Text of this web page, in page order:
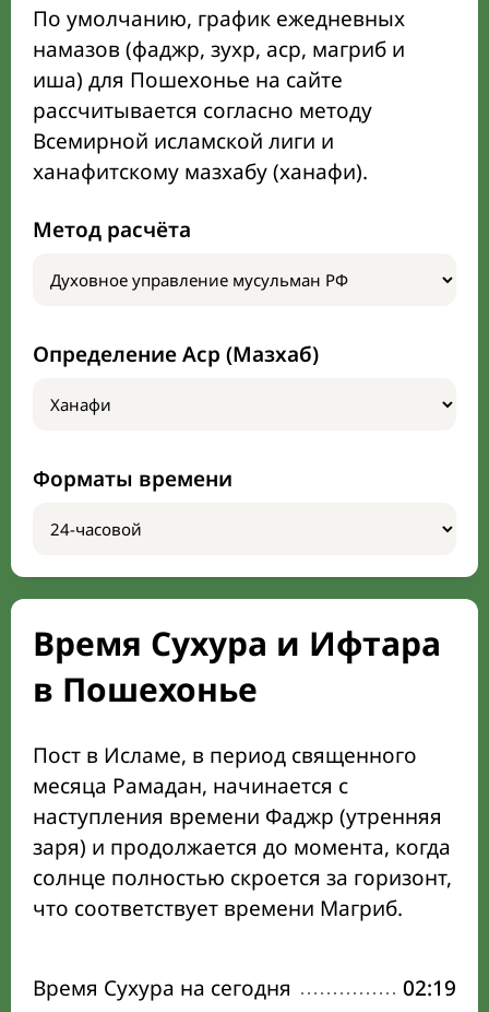
По умолчанию, график ежедневных
намазов (фаджр, зухр, аср, магриб и
иша) для Пошехонье на сайте
рассчитывается согласно методу
Всемирной исламской лиги и
ханафитскому мазхабу (ханафи).
Метод расчёта
Определение Аср (Мазхаб)
Форматы времени
Время Сухура и Ифтара
в Пошехонье
Пост в Исламе, в период священного
месяца Рамадан, начинается с
наступления времени Фаджр (утренняя
заря) и продолжается до момента, когда
солнце полностью скроется за горизонт,
что соответствует времени Магриб.
Время Сухура на сегодня 02:19